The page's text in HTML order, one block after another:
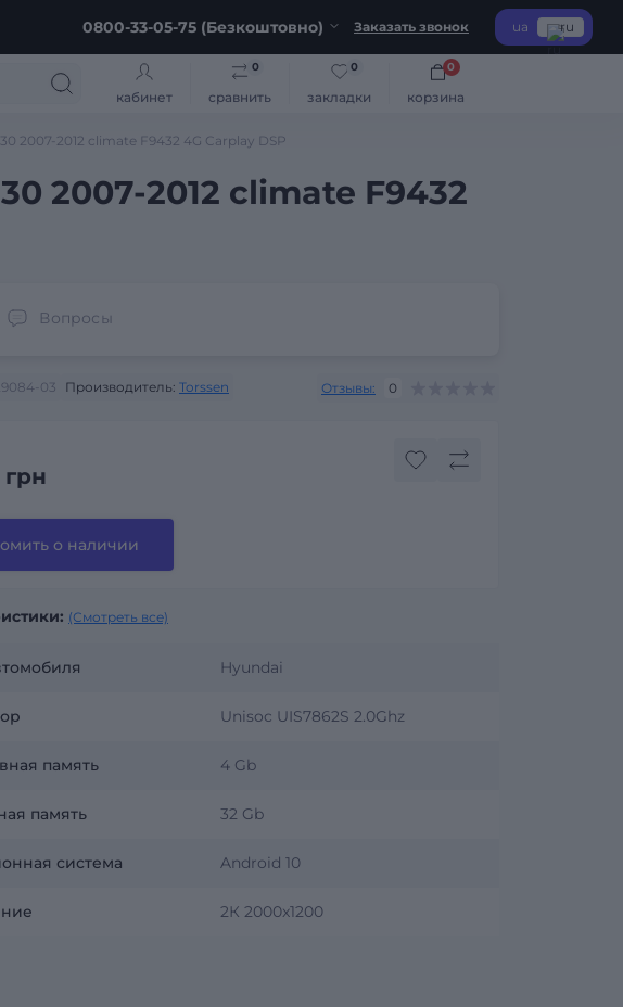
0800-33-05-75 (Безкоштовно) Заказать звонок ua ru
кабинет сравнить
0
закладки
0
корзина
0
2007-2012 climate F9432 4G Carplay DSP
2007-2012 climate F9432
Вопросы
03 Производитель: Torssen Отзывы: 0
грн
о наличии
(Смотреть все)
Hyundai
Unisoc UIS7862S 2.0Ghz
память 4 Gb
память 32 Gb
система Android 10
2К 2000x1200